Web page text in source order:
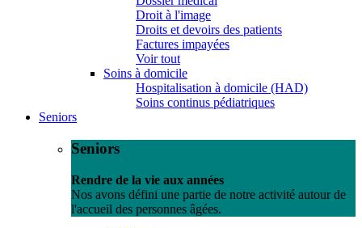
Droit à l'image
Droits et devoirs des patients
Factures impayées
Voir tout
Soins à domicile
Hospitalisation à domicile (HAD)
Soins continus pédiatriques
Seniors
Seniors
Rendre de la vie aux années
Nos avons défini une partie de notre activité autour de
l'accueil des personnes âgées.